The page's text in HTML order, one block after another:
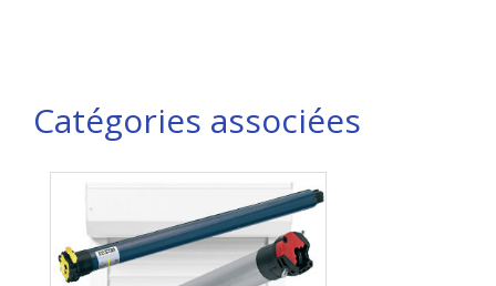
Catégories associées